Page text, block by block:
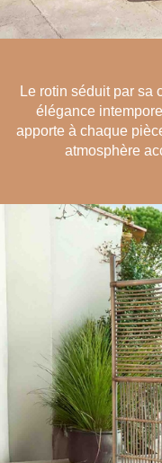
Le rotin séduit par sa
élégance
apporte à chaque
atmosphère